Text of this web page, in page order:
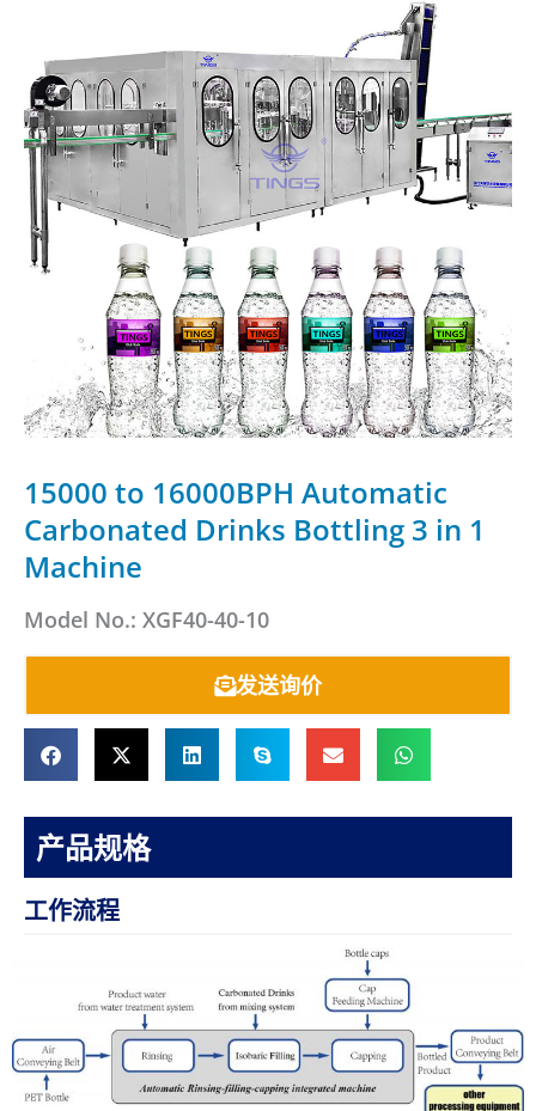
15000 to 16000BPH Automatic
Carbonated Drinks Bottling 3 in 1
Machine
Model No.: XGF40-40-10
发送询价
产品规格
工作流程